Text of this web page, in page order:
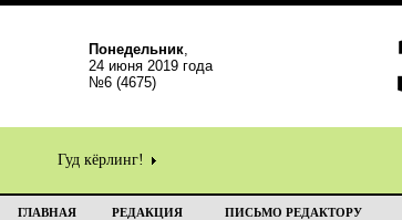
Понедельник,
24 июня 2019 года
№6 (4675)
Гуд кёрлинг!
ГЛАВНАЯ РЕДАКЦИЯ ПИСЬМО РЕДАКТОРУ